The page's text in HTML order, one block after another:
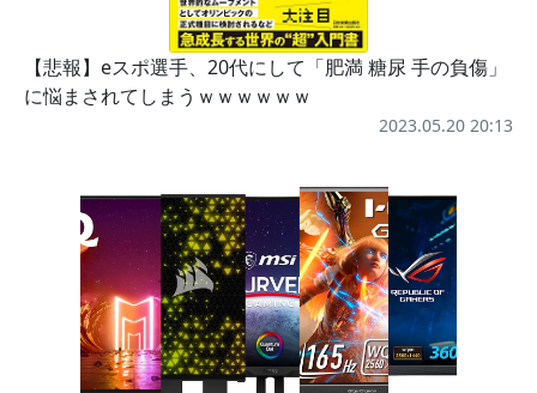
【悲報】eスポ選手、20代にして「肥満 糖尿 手の負傷」
に悩まされてしまうｗｗｗｗｗｗ
2023.05.20 20:13